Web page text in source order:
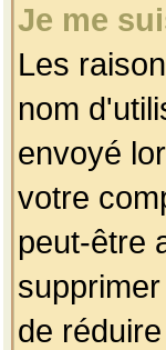
Je me
Les
nom
envoyé
votre
peut-être
de